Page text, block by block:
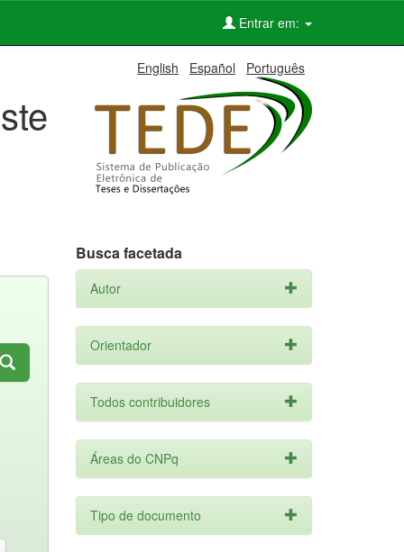
Entrar em:
English Español Português
Busca facetada
Autor
Orientador
Todos contribuidores
Áreas do CNPq
Tipo de documento